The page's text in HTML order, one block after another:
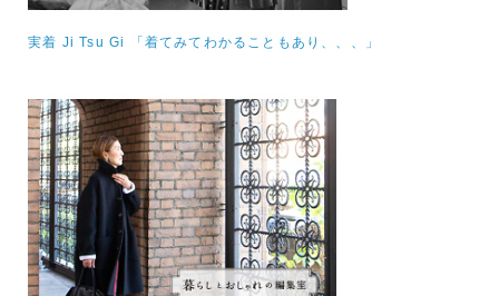
実着 Ji Tsu Gi 「着てみてわかることもあり、、、」